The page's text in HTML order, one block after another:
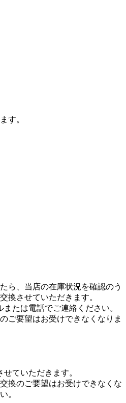
す。
ら、当店の在庫状況を確認のう
換させていただきます。
たは電話でご連絡ください。
ご要望はお受けできなくなりま
ていただきます。
換のご要望はお受けできなくな
。